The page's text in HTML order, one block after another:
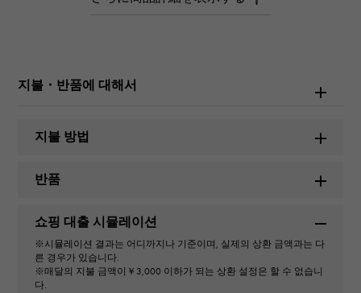
롤렉스
모델명
번호
279173
지불・반품에 대해서
지불 방법
반품
쇼핑 대출 시뮬레이션
※시뮬레이션 결과는 어디까지나 기준이며, 실제의 상환 금액과는 다
른 경우가 있습니다.
※매달의 지불 금액이￥3,000 이하가 되는 상환 설정은 할 수 없습니
다.